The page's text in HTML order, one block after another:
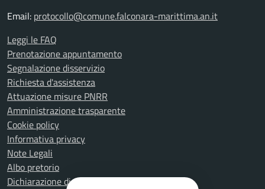
Email: protocollo@comune.falconara-marittima.an.it
Leggi le FAQ
Prenotazione appuntamento
Segnalazione disservizio
Richiesta d'assistenza
Attuazione misure PNRR
Amministrazione trasparente
Cookie policy
Informativa privacy
Note Legali
Albo pretorio
Dichiarazione di accessibilità